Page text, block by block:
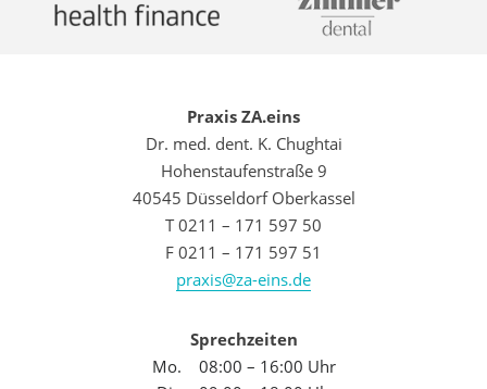
Praxis ZA.eins
Dr. med. dent. K. Chughtai
Hohenstaufenstraße 9
40545 Düsseldorf Oberkassel
T 0211 – 171 597 50
F 0211 – 171 597 51
praxis@za-eins.de
Sprechzeiten
Mo.
08:00 – 16:00 Uhr